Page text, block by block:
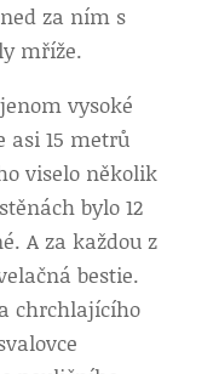
za ním s
mříže.
vysoké
asi 15 metrů
viselo několik
bylo 12
A za každou z
bestie.
chrchlajícího